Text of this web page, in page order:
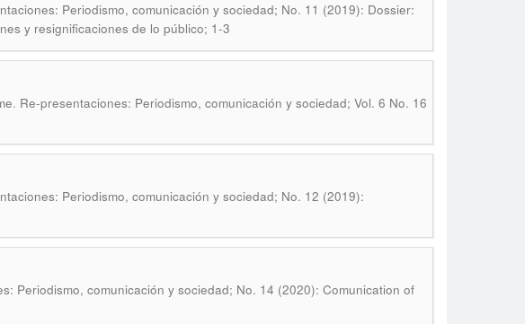
Periodismo, comunicación y sociedad; No. 11 (2019): Dossier:
y resignificaciones de lo público; 1-3
. Re-presentaciones: Periodismo, comunicación y sociedad; Vol. 6 No. 16
Periodismo, comunicación y sociedad; No. 12 (2019):
Periodismo, comunicación y sociedad; No. 14 (2020): Comunication of